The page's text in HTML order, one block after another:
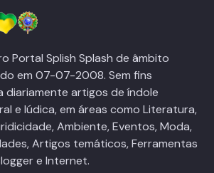
Portal Splish Splash de âmbito
em 07-07-2008. Sem fins
diariamente artigos de índole
e lúdica, em áreas como Literatura,
Ambiente, Eventos, Moda,
Artigos temáticos, Ferramentas
e Internet.